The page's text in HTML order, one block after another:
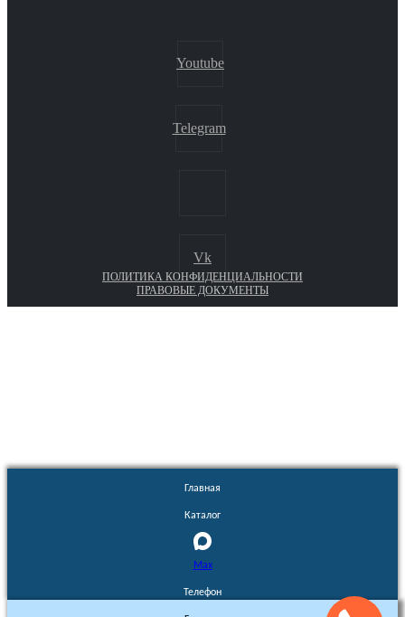
Youtube
Telegram
Vk
ПОЛИТИКА КОНФИДЕНЦИАЛЬНОСТИ
ПРАВОВЫЕ ДОКУМЕНТЫ
Главная
Каталог
Max
Телефон